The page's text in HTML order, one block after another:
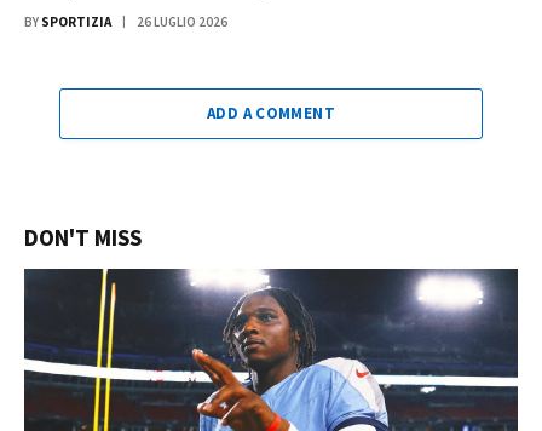
BY SPORTIZIA 26 LUGLIO 2026
ADD A COMMENT
DON'T MISS